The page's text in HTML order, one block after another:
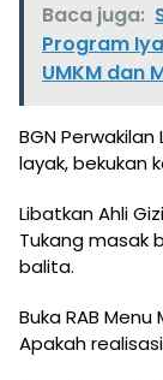
Baca juga:
Program
UMKM dan
BGN
layak, bekukan
Libatkan Ahli
Tukang masak
balita.
Buka RAB
Apakah